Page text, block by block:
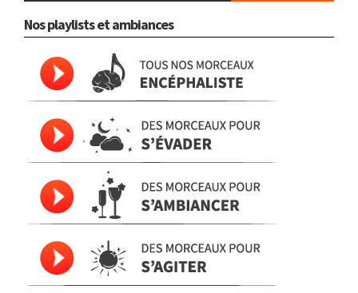
Nos playlists et ambiances